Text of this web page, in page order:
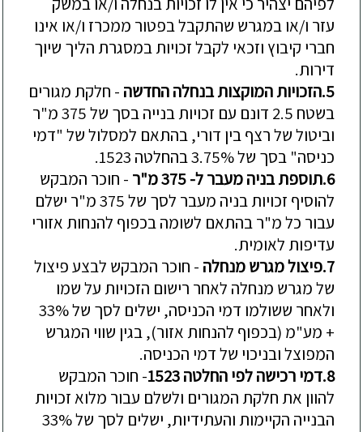
עזר ו/אובמגרש שהתקבלבפטור ממכרז ו/או אינו
חברי קיבוץ וזכאי לקבלזכויותבמסגרת הליך שיוך
דירות.
5.הזכויותהמוקצותבנחלההחדשה - חלקת מגורים
בשטח 2.5 דונם עם זכויותבנייהבסך של375מ"ר
וביטולשלרצףבין דורי,בהתאם למסלולשל "דמי
כניסה" בסך של3.75%בהחלטה 1523.
6. תוספתבניהמעברל- 375 מ"ר - חוכר המבקש
להוסיף זכויותבניה מעבר לסך של375מ"ר ישלם
עבור כלמ"רבהתאם לשומהבכפוף להנחות אזורי
עדיפות לאומית.
7. פיצולמגרשמנחלה - חוכר המבקש לבצעפיצול
שלמגרש מנחלה לאחר רישום הזכויות עלשמו
ולאחר ששולמו דמי הכניסה, ישלים לסך של33%
+ מע"מ (בכפוף להנחות אזור),בגין שווי המגרש
המפוצלובניכוי שלדמי הכניסה.
8. דמירכישהלפיהחלטה1523
- חוכר המבקש
להוון את חלקת המגורים ולשלם עבור מלואזכויות
הבנייה הקיימות והעתידיות, ישלים לסך של33%